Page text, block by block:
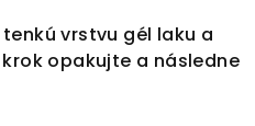
vrstvu gél laku a
opakujte a následne